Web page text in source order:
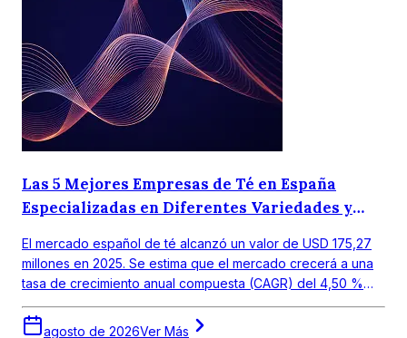
Las 5 Mejores Empresas de Té en España
Especializadas en Diferentes Variedades y
El mercado español de té alcanzó un valor de USD 175,27
millones en 2025. Se estima que el mercado crecerá a una
tasa de crecimiento anual compuesta (CAGR) del 4,50 %
entre 2026 y 2035, para alcanzar un valor de USD 272,19
millones en 2035.
agosto de 2026Ver Más